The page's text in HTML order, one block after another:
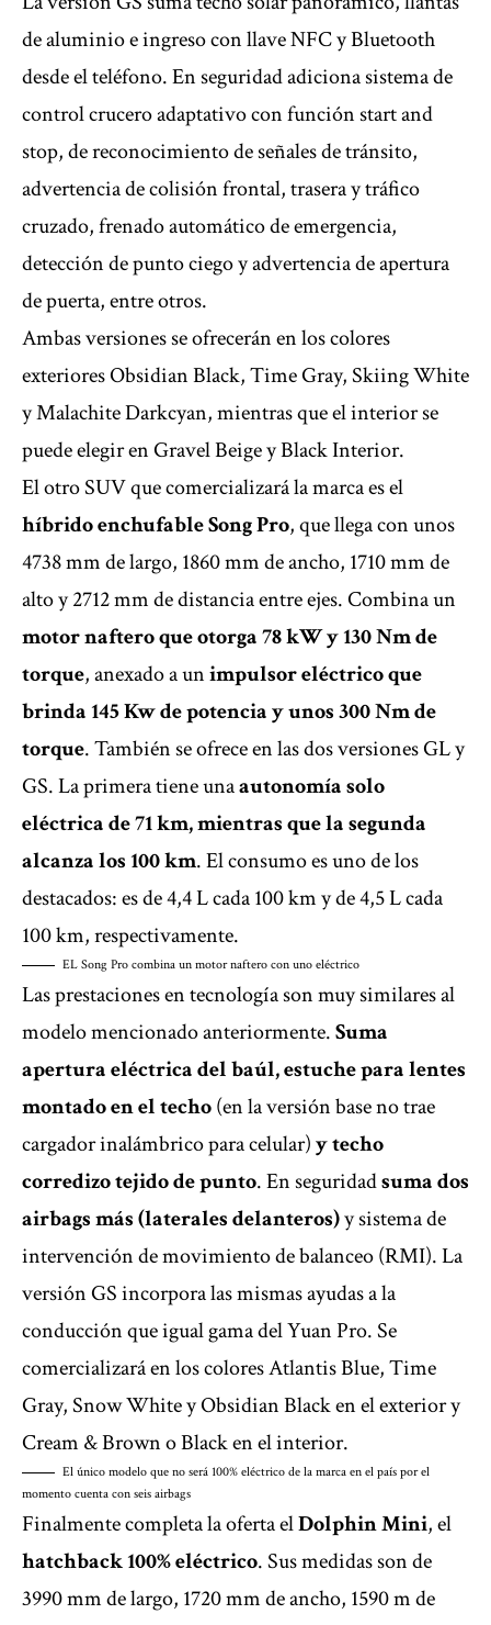
de aluminio e ingreso con llave NFC y Bluetooth
desde el teléfono. En seguridad adiciona sistema de
control crucero adaptativo con función start and
stop, de reconocimiento de señales de tránsito,
advertencia de colisión frontal, trasera y tráfico
cruzado, frenado automático de emergencia,
detección de punto ciego y advertencia de apertura
de puerta, entre otros.
Ambas versiones se ofrecerán en los colores
exteriores Obsidian Black, Time Gray, Skiing White
y Malachite Darkcyan, mientras que el interior se
puede elegir en Gravel Beige y Black Interior.
El otro SUV que comercializará la marca es el
híbrido enchufable Song Pro, que llega con unos
4738 mm de largo, 1860 mm de ancho, 1710 mm de
alto y 2712 mm de distancia entre ejes. Combina un
motor naftero que otorga 78 kW y 130 Nm de
torque, anexado a unimpulsor eléctrico que
brinda 145 Kw de potencia y unos 300 Nm de
torque. También se ofrece en las dos versiones GL y
GS. La primera tiene unaautonomía solo
eléctrica de 71 km, mientras que la segunda
alcanza los 100 km. El consumo es uno de los
destacados: es de 4,4 L cada 100 km y de 4,5 L cada
100 km, respectivamente.
EL Song Pro combina un motor naftero con uno eléctrico
Las prestaciones en tecnología son muy similares al
modelo mencionado anteriormente.Suma
apertura eléctrica del baúl, estuche para lentes
montado en el techo(en la versión base no trae
cargador inalámbrico para celular)y techo
corredizo tejido de punto. En seguridadsuma dos
airbags más (laterales delanteros)y sistema de
intervención de movimiento de balanceo (RMI). La
versión GS incorpora las mismas ayudas a la
conducción que igual gama del Yuan Pro. Se
comercializará en los colores Atlantis Blue, Time
Gray, Snow White y Obsidian Black en el exterior y
Cream & Brown o Black en el interior.
El único modelo que no será 100% eléctrico de la marca en el país por el
momento cuenta con seis airbags
Finalmente completa la oferta elDolphin Mini, el
hatchback 100% eléctrico. Sus medidas son de
3990 mm de largo, 1720 mm de ancho, 1590 m de